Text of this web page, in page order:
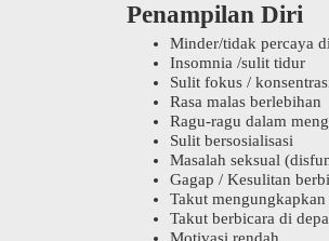
Penampilan Diri
Minder/tidak percaya
Insomnia /sulit tidur
Sulit fokus /
Rasa malas berlebihan
Ragu-ragu dalam
Sulit bersosialisasi
Masalah seksual
Gagap / Kesulitan
Takut mengungkapkan
Takut berbicara di